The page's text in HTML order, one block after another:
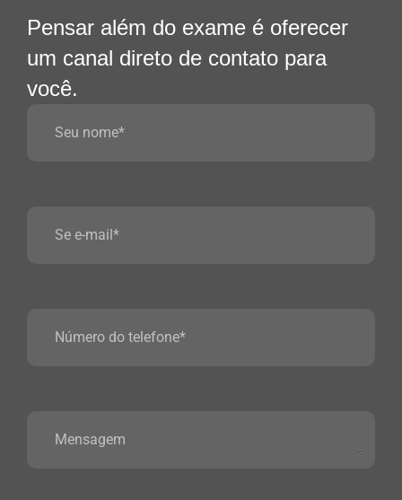
Pensar além do exame é oferecer
um canal direto de contato para
você.